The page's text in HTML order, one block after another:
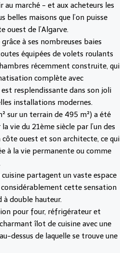
marché - et aux acheteurs les
belles maisons que l’on puisse
ouest de l’Algarve.
à ses nombreuses baies
équipées de volets roulants
récemment construite, qui
complète avec
resplendissante dans son joli
installations modernes.
sur un terrain de 495 m²) a été
vie du 21ème siècle par l’un des
ouest et son architecte, ce qui
à la vie permanente ou comme
partagent un vaste espace
cette sensation
à double hauteur.
pour four, réfrigérateur et
îlot de cuisine avec une
dessus de laquelle se trouve une